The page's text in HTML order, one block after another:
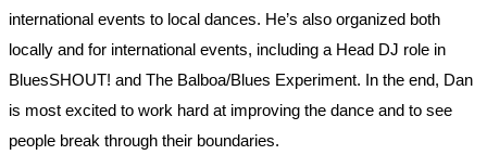
international events to local dances. He’s also organized both
locally and for international events, including a Head DJ role in
BluesSHOUT! and The Balboa/Blues Experiment. In the end, Dan
is most excited to work hard at improving the dance and to see
people break through their boundaries.